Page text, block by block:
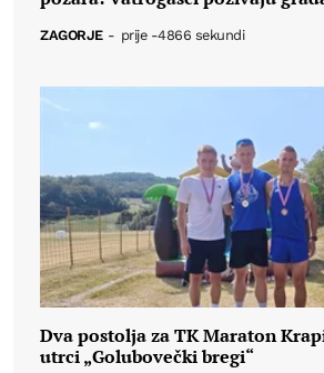
ZAGORJE - prije -4866 sekundi
Dva postolja za TK Maraton
utrci „Golubovečki bregi“